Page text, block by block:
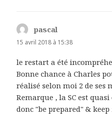
pascal
15 avril 2018 à 15:38
le restart a été
Bonne chance à Charles
réalisé selon moi 2 de ses
Remarque , la SC est
donc "be prepared" &